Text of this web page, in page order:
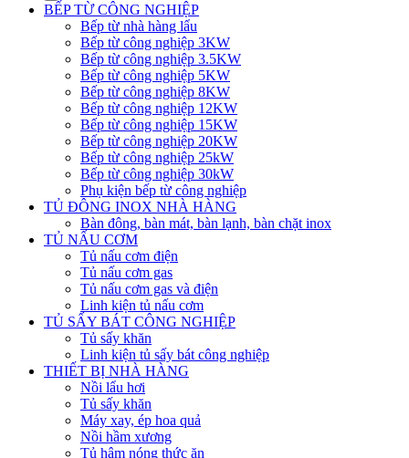
BẾP TỪ CÔNG NGHIỆP
Bếp từ nhà hàng lẩu
Bếp từ công nghiệp 3KW
Bếp từ công nghiệp 3.5KW
Bếp từ công nghiệp 5KW
Bếp từ công nghiệp 8KW
Bếp từ công nghiệp 12KW
Bếp từ công nghiệp 15KW
Bếp từ công nghiệp 20KW
Bếp từ công nghiệp 25kW
Bếp từ công nghiệp 30kW
Phụ kiện bếp từ công nghiệp
TỦ ĐÔNG INOX NHÀ HÀNG
Bàn đông, bàn mát, bàn lạnh, bàn chặt inox
TỦ NẤU CƠM
Tủ nấu cơm điện
Tủ nấu cơm gas
Tủ nấu cơm gas và điện
Linh kiện tủ nấu cơm
TỦ SẤY BÁT CÔNG NGHIỆP
Tủ sấy khăn
Linh kiện tủ sấy bát công nghiệp
THIẾT BỊ NHÀ HÀNG
Nồi lẩu hơi
Tủ sấy khăn
Máy xay, ép hoa quả
Nồi hầm xương
Tủ hâm nóng thức ăn